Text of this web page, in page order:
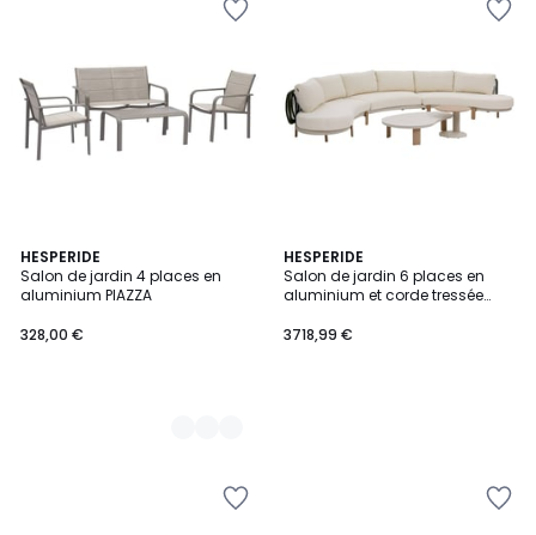
HESPERIDE
Salon de jardin 4 places en
aluminium PIAZZA
328,00 €
2
Couleurs
HESPERIDE
Salon de jardin 6 places en
aluminium et corde tressée
3718,99 €